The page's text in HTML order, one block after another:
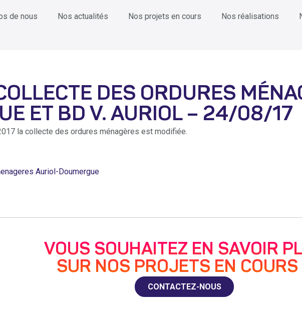
de nous Nos actualités Nos projets en cours Nos réalisations
DES ORDURES
ET BD V. AURIOL – 24/08/17
la collecte des ordures ménagères est modifiée.
Auriol-Doumergue
VOUS SOUHAITEZ EN SAVOIR
SUR NOS PROJETS EN COURS
CONTACTEZ-NOUS